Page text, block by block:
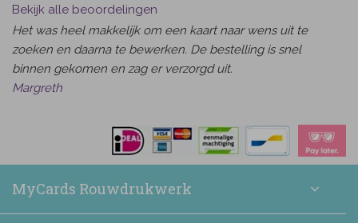
Bekijk alle beoordelingen
Het was heel makkelijk om een kaart naar wens uit te
zoeken en daarna te bewerken. De bestelling is snel
binnen gekomen en zag er verzorgd uit.
Margreth
MyCards Rouwdrukwerk